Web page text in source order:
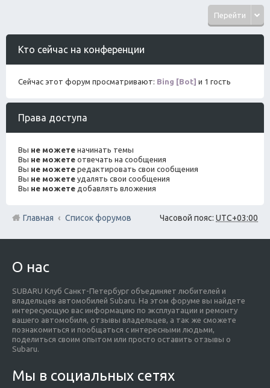
Перейти
Кто сейчас на конференции
Сейчас этот форум просматривают: Bing [Bot] и 1 гость
Права доступа
Вы не можете начинать темы
Вы не можете отвечать на сообщения
Вы не можете редактировать свои сообщения
Вы не можете удалять свои сообщения
Вы не можете добавлять вложения
Часовой пояс: UTC+03:00
Главная Список форумов
О нас
SUBARU Клуб Санкт-Петербург объединяет любителей и
владельцев автомобилей Subaru. На этом форуме вы найдете
интересующую вас информацию по эксплуатации и ремонту
вашего автомобиля, отзывы владельцев, а так же сможете
познакомиться и пообщаться с интересными людьми,
поделиться своим опытом или просто оставить отзывы о
Subaru.
Мы в социальных сетях